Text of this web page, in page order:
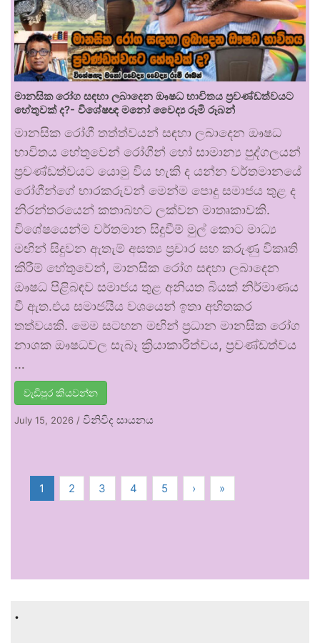
මානසික රෝග සඳහා ලබාදෙන ඖෂධ භාවිතය ප්‍රචණ්ඩත්වයට
හේතුවක් ද?- විශේෂඥ මනෝ වෛද්‍ය රූමි රූබන්
මානසික රෝගී තත්ත්වයන් සඳහා ලබාදෙන ඖෂධ
භාවිතය හේතුවෙන් රෝගීන් හෝ සාමාන්‍ය පුද්ගලයන්
ප්‍රචණ්ඩත්වයට යොමු විය හැකි ද යන්න වර්තමානයේ
රෝගීන්ගේ භාරකරුවන් මෙන්ම පොදු සමාජය තුළ ද
නිරන්තරයෙන් කතාබහට ලක්වන මාතෘකාවකි.
විශේෂයෙන්ම වර්තමාන සිදුවීම් මුල් කොට මාධ්‍ය
මඟින් සිදුවන ඇතැම් අසත්‍ය ප්‍රචාර සහ කරුණු විකෘති
කිරීම් හේතුවෙන්, මානසික රෝග සඳහා ලබාදෙන
ඖෂධ පිළිබඳව සමාජය තුළ අනියත බියක් නිර්මාණය
වී ඇත.එය සමාජයීය වශයෙන් ඉතා අහිතකර
තත්වයකි. මෙම සටහන මඟින් ප්‍රධාන මානසික රෝග
නාශක ඖෂධවල සැබෑ ක්‍රියාකාරීත්වය, ප්‍රචණ්ඩත්වය
…
වැඩිපුර කියවන්න
July 15, 2026 / විනිවිද සායනය
1 2 3 4 5 › »
.